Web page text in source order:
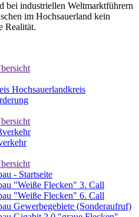
bei industriellen Weltmarktführern
im Hochsauerland kein
Realität.
Hochsauerlandkreis
- Startseite
"Weiße Flecken" 3. Call
"Weiße Flecken" 6. Call
Gewerbegebiete (Sonderaufruf)